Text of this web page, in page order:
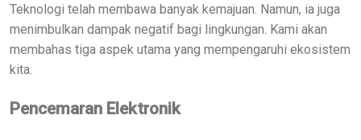
Teknologi telah membawa banyak kemajuan. Namun, ia juga
menimbulkan dampak negatif bagi lingkungan. Kami akan
membahas tiga aspek utama yang mempengaruhi ekosistem
kita.
Pencemaran Elektronik